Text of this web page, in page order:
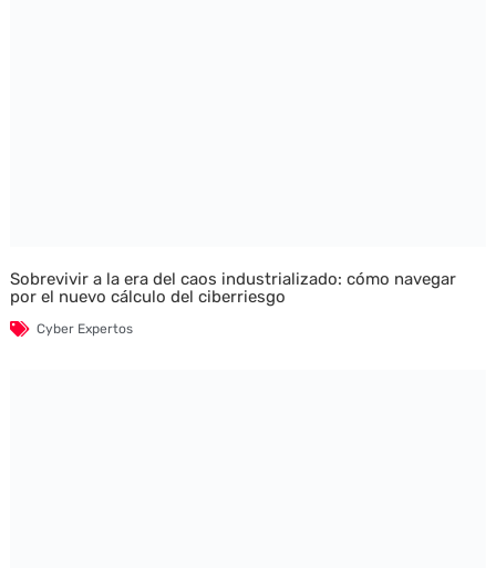
Sobrevivir a la era del caos industrializado: cómo navegar
por el nuevo cálculo del ciberriesgo
Cyber Expertos